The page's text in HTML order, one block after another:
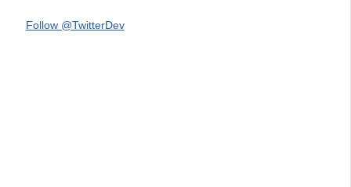
Follow @TwitterDev